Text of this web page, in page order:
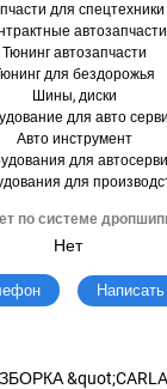
для спецтехники
автозапчасти
Тюнинг автозапчасти
для бездорожья
Шины, диски
для авто
Авто инструмент
для
для
по системе
Нет